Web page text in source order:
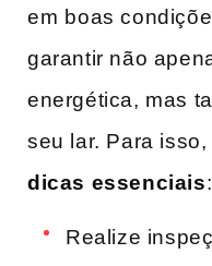
em ⁣boas
garantir ‍não
energética, mas
seu lar. Para
dicas essenciais:
Realize